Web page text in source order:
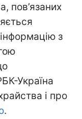
пов’язаних
з
Україна
і про
.